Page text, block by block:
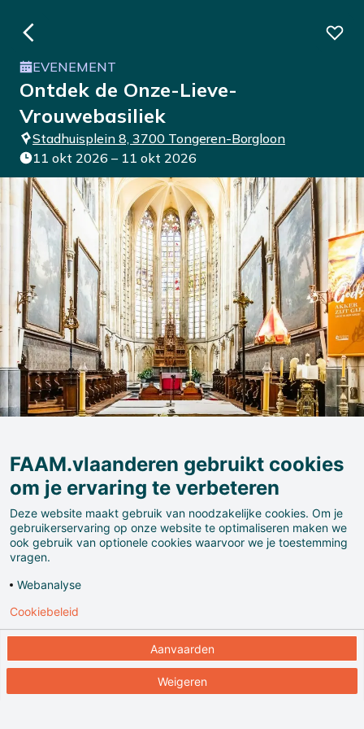
EVENEMENT
Ontdek de Onze-Lieve-
Vrouwebasiliek
Stadhuisplein 8, 3700 Tongeren-Borgloon
11 okt 2026 – 11 okt 2026
Grijp je kans om een uniek bezoek te brengen aan de
Onze-Lieve-Vrouwebasiliek van Tongeren.
Je krijgt de zeldzame kans om het koor van de
basiliek te betreden en het Mariaretabel, de
indrukwekkende schilderwerken van Juppin en
FAAM.vlaanderen gebruikt cookies
om je ervaring te verbeteren
Deze website maakt gebruik van noodzakelijke cookies. Om je
gebruikerservaring op onze website te optimaliseren maken we
ook gebruik van optionele cookies waarvoor we je toestemming
vragen.
Webanalyse
Aanvaarden
Weigeren
Cookiebeleid